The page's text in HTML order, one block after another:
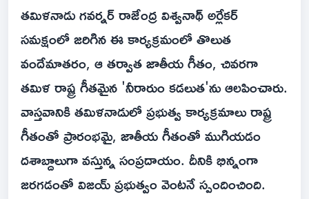
తమిళనాడు గవర్నర్ రాజేంద్ర విశ్వనాథ్ అర్లేకర్
సమక్షంలో జరిగిన ఈ కార్యక్రమంలో తొలుత
వందేమాతరం, ఆ తర్వాత జాతీయ గీతం, చివరగా
తమిళ రాష్ట్ర గీతమైన 'నీరారుం కడలుత'ను ఆలపించారు.
వాస్తవానికి తమిళనాడులో ప్రభుత్వ కార్యక్రమాలు రాష్ట్ర
గీతంతో ప్రారంభమై, జాతీయ గీతంతో ముగియడం
దశాబ్దాలుగా వస్తున్న సంప్రదాయం. దీనికి భిన్నంగా
జరగడంతో విజయ్ ప్రభుత్వం వెంటనే స్పందించింది.